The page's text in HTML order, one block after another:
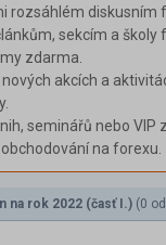
rozsáhlém diskusním
sekcím a školy
zdarma.
akcích a
seminářů nebo VIP
na forexu.
na rok 2022 (časť I.) (0